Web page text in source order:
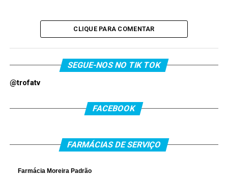
CLIQUE PARA COMENTAR
SEGUE-NOS NO TIK TOK
@trofatv
FACEBOOK
FARMÁCIAS DE SERVIÇO